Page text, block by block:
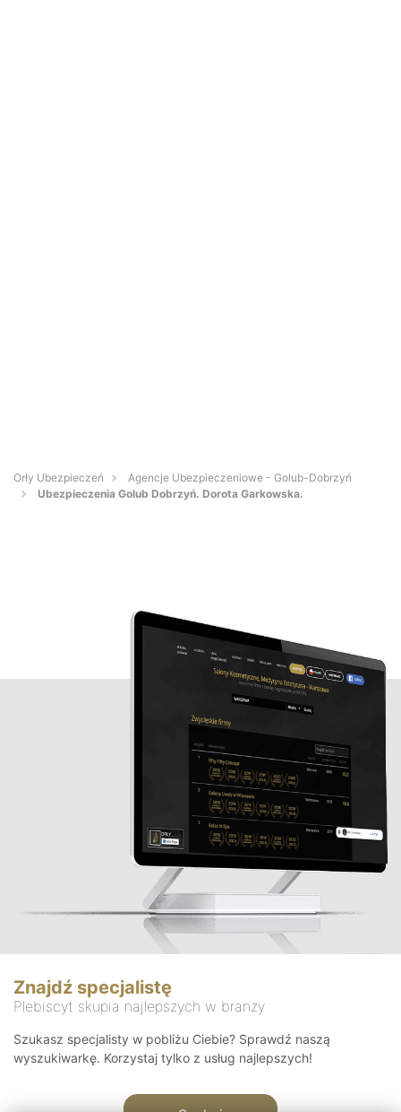
Orły Ubezpieczeń
Agencje Ubezpieczeniowe - Golub-Dobrzyń
Ubezpieczenia Golub Dobrzyń. Dorota Garkowska.
Znajdź specjalistę
Plebiscyt skupia najlepszych w branży
Szukasz specjalisty w pobliżu Ciebie? Sprawdź naszą
wyszukiwarkę. Korzystaj tylko z usług najlepszych!